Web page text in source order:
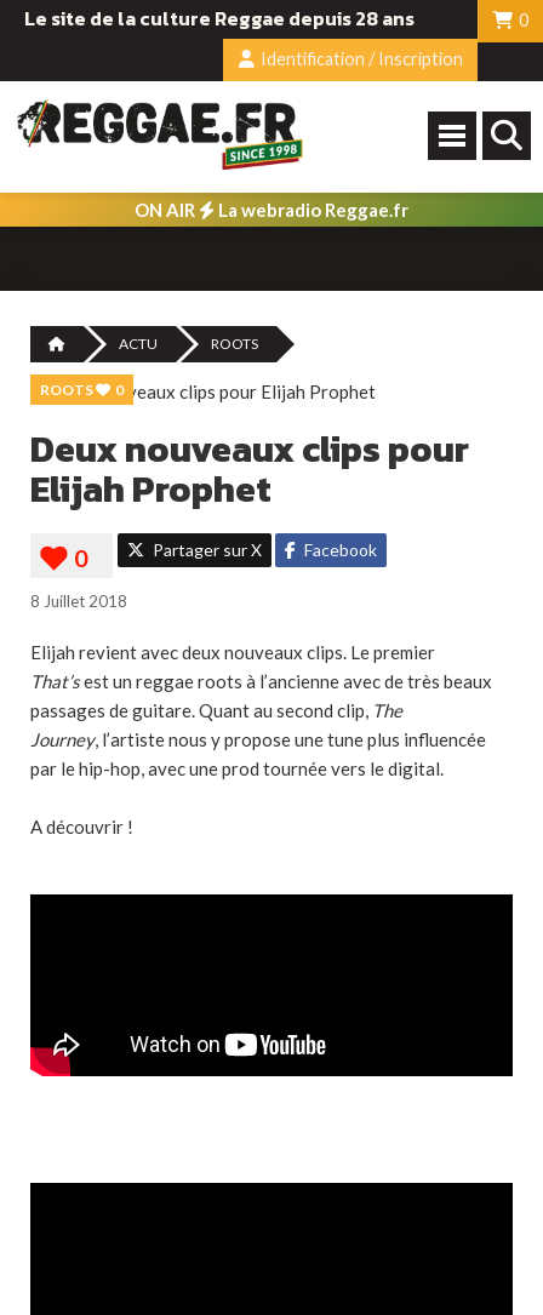
Le site de la culture Reggae depuis 28 ans
0
Identification / Inscription
ON AIR La webradio Reggae.fr
ACTU ROOTS
ROOTS 0
Deux nouveaux clips pour
Elijah Prophet
Partager sur X Facebook
8 Juillet 2018
Elijah revient avec deux nouveaux clips. Le premier
That’sest un reggae roots à l’ancienne avec de très beaux
passages de guitare. Quant au second clip, The
Journey, l’artiste nous y propose une tune plus influencée
par le hip-hop, avec une prod tournée vers le digital.
A découvrir !